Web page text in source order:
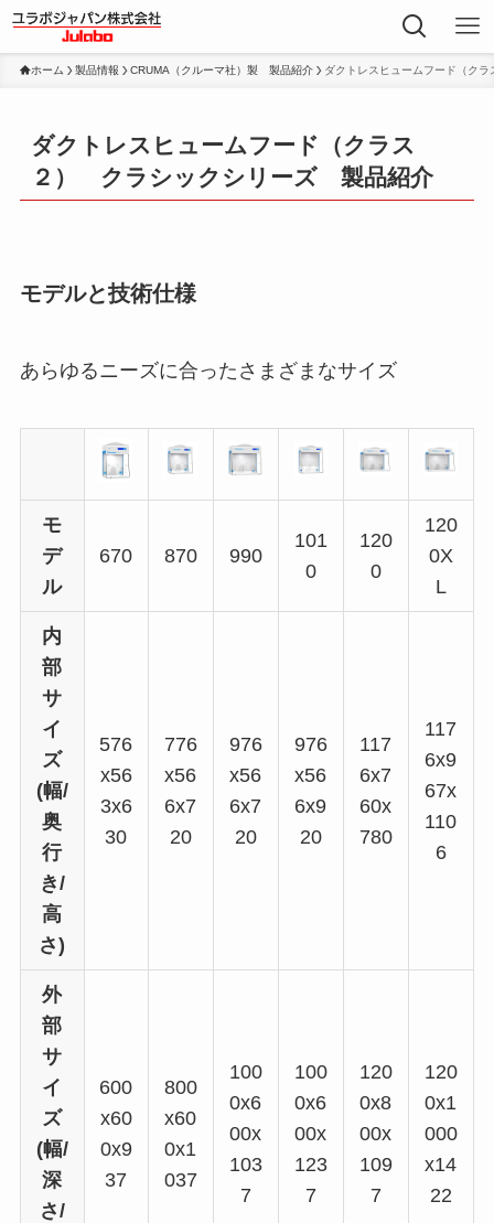
ホーム 製品情報 CRUMA（クルーマ社）製 製品紹介 ダクトレスヒュームフード（ク
ダクトレスヒュームフード（クラス
２） クラシックシリーズ 製品紹介
モデルと技術仕様
あらゆるニーズに合ったさまざまなサイズ
モ
デ
ル
670 870 990
101
0
120
0
120
0X
L
内
部
サ
イ
ズ
(幅/
奥
行
き/
高
さ)
576
x56
3x6
30
776
x56
6x7
20
976
x56
6x7
20
976
x56
6x9
20
117
6x7
60x
780
117
6x9
67x
110
6
外
部
サ
イ
ズ
(幅/
深
さ/
600
x60
0x9
37
800
x60
0x1
037
100
0x6
00x
103
7
100
0x6
00x
123
7
120
0x8
00x
109
7
120
0x1
000
x14
22